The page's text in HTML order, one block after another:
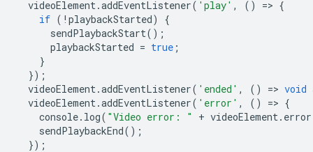
videoElement.addEventListener( 'play' , () => {
if ( ! playbackStarted)
{
sendPlaybackStart();
playbackStarted = true ;
}
});
videoElement.addEventListener( 'ended' , () => void
videoElement.addEventListener( 'error' , () => {
console. log( "Video error: " + videoElement. error
sendPlaybackEnd();
});